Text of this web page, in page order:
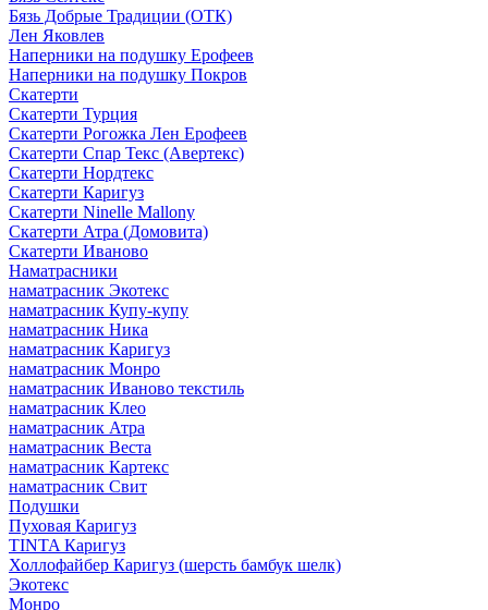
Бязь Добрые Традиции (ОТК)
Лен Яковлев
Наперники на подушку Ерофеев
Наперники на подушку Покров
Скатерти
Скатерти Турция
Скатерти Рогожка Лен Ерофеев
Скатерти Спар Текс (Авертекс)
Скатерти Нордтекс
Скатерти Каригуз
Скатерти Ninelle Mallony
Скатерти Атра (Домовита)
Скатерти Иваново
Наматрасники
наматрасник Экотекс
наматрасник Купу-купу
наматрасник Ника
наматрасник Каригуз
наматрасник Монро
наматрасник Иваново текстиль
наматрасник Клео
наматрасник Атра
наматрасник Веста
наматрасник Картекс
наматрасник Свит
Подушки
Пуховая Каригуз
TINTA Каригуз
Холлофайбер Каригуз (шерсть бамбук шелк)
Экотекс
Монро